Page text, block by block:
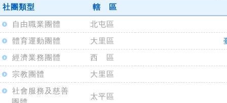
社團類型
轄 區
自由職業團體
北屯區
體育運動團體
大里區
經濟業務團體
西 區
宗教團體
大里區
社會服務及慈善
太平區